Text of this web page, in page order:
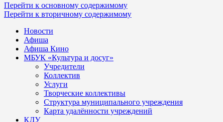
МБУК Невельского района "Культура
и досуг"
Перейти к основному содержимому
Перейти к вторичному содержимому
Новости
Афиша
Афиша Кино
МБУК «Культура и досуг»
Учредители
Коллектив
Услуги
Творческие коллективы
Структура муниципального учреждения
Карта удалённости учреждений
КДУ